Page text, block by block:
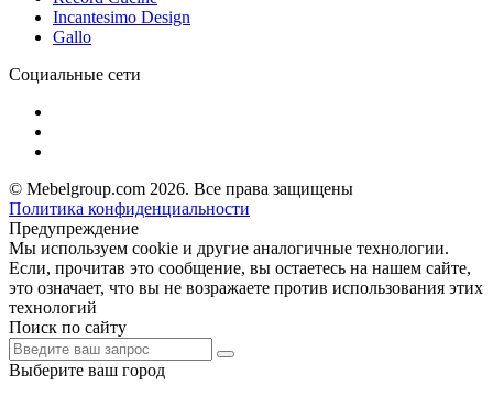
Incantesimo Design
Gallo
Социальные сети
© Mebelgroup.com 2026. Все права защищены
Политика конфиденциальности
Предупреждение
Мы используем cookie и другие аналогичные технологии.
Если, прочитав это сообщение, вы остаетесь на нашем сайте,
это означает, что вы не возражаете против использования этих
технологий
Поиск по сайту
Выберите ваш город